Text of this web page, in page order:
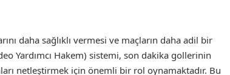
daha sağlıklı vermesi ve maçların daha adil bir
Yardımcı Hakem) sistemi, son dakika gollerinin
netleştirmek için önemli bir rol oynamaktadır. Bu